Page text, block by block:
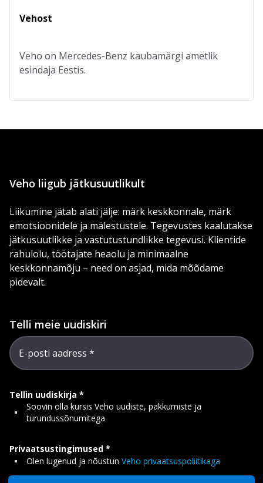
Vehost
Veho on Mercedes-Benz kaubamärgi ametlik
esindaja Eestis.
Veho liigub jätkusuutlikult
Liikumine jätab alati jälje: märk keskkonnale, märk
emotsioonidele ja mälestustele. Tegevustes kaalutakse
jätkusuutlikke ja vastutustundlikke tegevusi. Klientide
rahulolu, töötajate heaolu ja minimaalne
keskkonnamõju – need on asjad, mida mõõdame
pidevalt.
Telli meie uudiskiri
E-posti aadress
Tellin uudiskirja
Soovin olla kursis Veho uudiste, pakkumiste ja
turundussõnumitega
Privaatsustingimused
Olen lugenud ja nõustun Veho privaatsuspoliitikaga